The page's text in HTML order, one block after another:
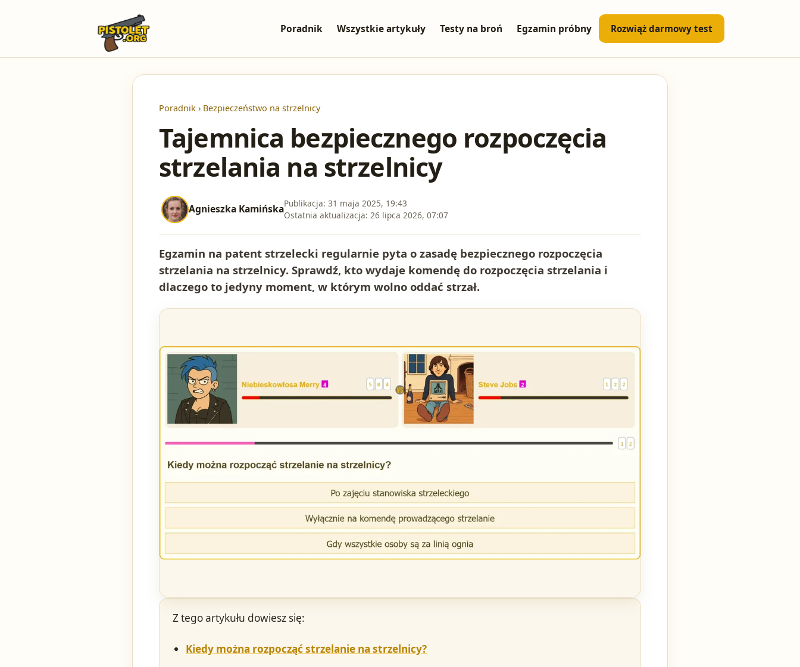
Poradnik Wszystkie artykuły Testy na broń Egzamin próbny Rozwiąż darmowy test
Poradnik › Bezpieczeństwo na strzelnicy
Tajemnica bezpiecznego rozpoczęcia
strzelania na strzelnicy
Agnieszka KamińskaPublikacja: 31 maja 2025, 19:43
Ostatnia aktualizacja: 26 lipca 2026, 07:07
Egzamin na patent strzelecki regularnie pyta o zasadę bezpiecznego rozpoczęcia
strzelania na strzelnicy. Sprawdź, kto wydaje komendę do rozpoczęcia strzelania i
dlaczego to jedyny moment, w którym wolno oddać strzał.
Z tego artykułu dowiesz się:
Kiedy można rozpocząć strzelanie na strzelnicy?